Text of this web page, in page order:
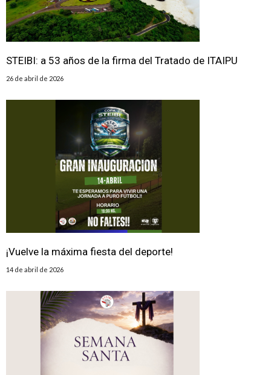
STEIBI: a 53 años de la firma del Tratado de ITAIPU
26 de abril de 2026
¡Vuelve la máxima fiesta del deporte!
14 de abril de 2026